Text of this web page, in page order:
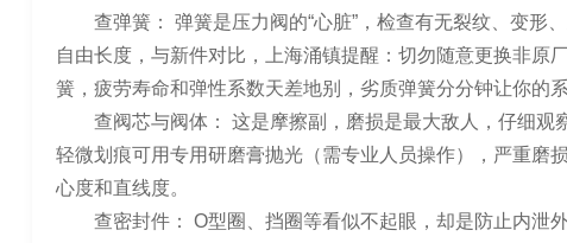
查弹簧： 弹簧是压力阀的“心脏”，检查有无裂纹、变形
自由长度，与新件对比，上海涌镇提醒：切勿随意更换非原
簧，疲劳寿命和弹性系数天差地别，劣质弹簧分分钟让你的系
查阀芯与阀体： 这是摩擦副，磨损是最大敌人，仔细观
轻微划痕可用专用研磨膏抛光（需专业人员操作），严重磨
心度和直线度。
查密封件： O型圈、挡圈等看似不起眼，却是防止内泄